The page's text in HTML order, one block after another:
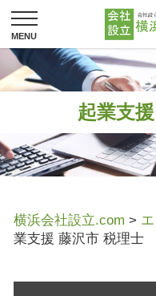
起業支
横浜会社設立.com >
業支援 藤沢市 税理士